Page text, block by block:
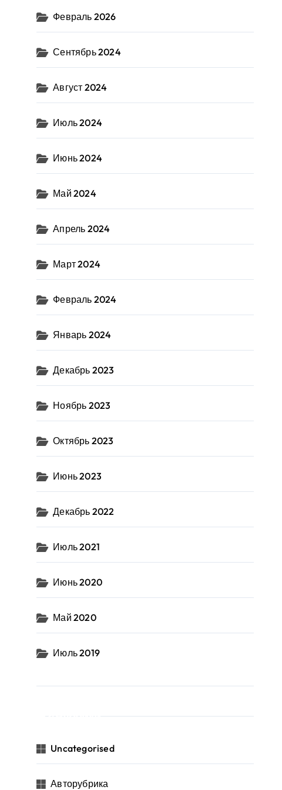
Февраль 2026
Сентябрь 2024
Август 2024
Июль 2024
Июнь 2024
Май 2024
Апрель 2024
Март 2024
Февраль 2024
Январь 2024
Декабрь 2023
Ноябрь 2023
Октябрь 2023
Июнь 2023
Декабрь 2022
Июль 2021
Июнь 2020
Май 2020
Июль 2019
Uncategorised
Авторубрика